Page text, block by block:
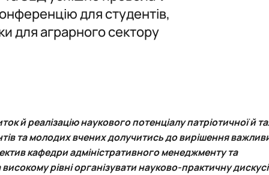
Логістика
Підготовка до акредитації ОП
Підготовка до акредитації ОП
курс підготовки слухачів для здачі ЄФВВ з
для студентів,
для аграрного сектору
й реалізацію наукового потенціалу патріотичної й
та молодих вчених долучитись до вирішення
кафедри адміністративного менеджменту та
рівні організувати науково-практичну